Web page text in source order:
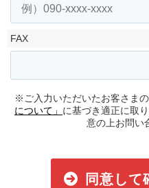
FAX
※ご入力いただいたお客さまの
について」 に基づき適正に取
意の上お問い
同意して